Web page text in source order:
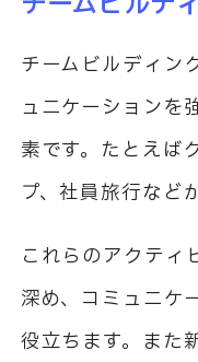
チームビルディン
ュニケーションを
素です。たとえば
プ、社員旅行など
これらのアクティ
深め、コミュニケ
役立ちます。また